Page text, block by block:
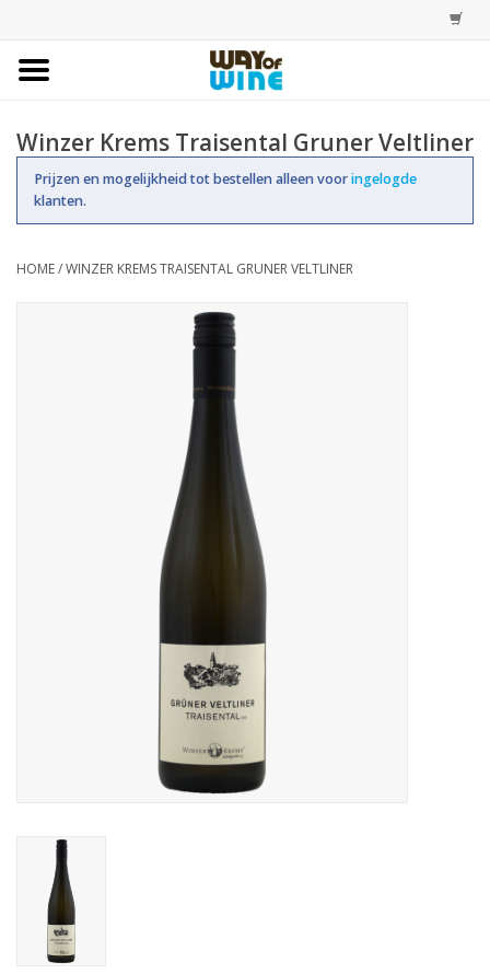
Bestellingen
Assortiment
Winzer Krems Traisental Gruner Veltliner
Prijzen en mogelijkheid tot bestellen alleen vooringelogde
klanten.
HOME/WINZER KREMS TRAISENTAL GRUNER VELTLINER